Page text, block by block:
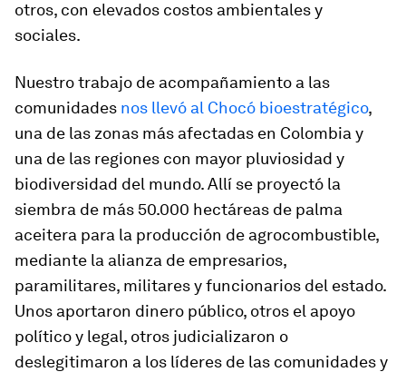
otros, con elevados costos ambientales y
sociales.
Nuestro trabajo de acompañamiento a las
comunidades nos llevó al Chocó bioestratégico,
una de las zonas más afectadas en Colombia y
una de las regiones con mayor pluviosidad y
biodiversidad del mundo. Allí se proyectó la
siembra de más 50.000 hectáreas de palma
aceitera para la producción de agrocombustible,
mediante la alianza de empresarios,
paramilitares, militares y funcionarios del estado.
Unos aportaron dinero público, otros el apoyo
político y legal, otros judicializaron o
deslegitimaron a los líderes de las comunidades y